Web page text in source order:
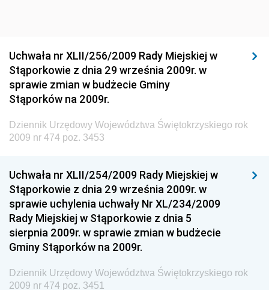
Środowiska
Dziennik Urzędowy Ministerstwa Administracji,
Gospodarki Terenowej i Ochrony Środowiska
Gospodarki Przestrzennej
Dziennik Urzędowy Ministerstwa Przemysłu
Chemicznego i Lekkiego
Dziennik Urzędowy Ministerstwa Rolnictwa i
Gospodarki Żywnościowej
Społecznej
Uchwała nr XLII/256/2009 Rady Miejskiej w
Stąporkowie z dnia 29 września 2009r. w
sprawie zmian w budżecie Gminy
Stąporków na 2009r.
Dziennik Urzędowy Województwa Świętokrzyskiego rok
2009 nr 474 poz. 3453
Uchwała nr XLII/254/2009 Rady Miejskiej w
Stąporkowie z dnia 29 września 2009r. w
sprawie uchylenia uchwały Nr XL/234/2009
Rady Miejskiej w Stąporkowie z dnia 5
sierpnia 2009r. w sprawie zmian w budżecie
Gminy Stąporków na 2009r.
Dziennik Urzędowy Województwa Świętokrzyskiego rok
2009 nr 474 poz. 3451